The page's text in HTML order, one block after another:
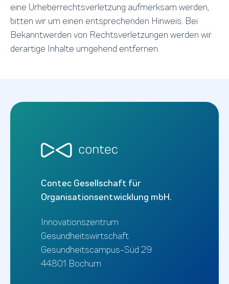
eine Urheberrechtsverletzung aufmerksam werden,
bitten wir um einen entsprechenden Hinweis. Bei
Bekanntwerden von Rechtsverletzungen werden wir
derartige Inhalte umgehend entfernen.
Contec Gesellschaft für
Organisationsentwicklung mbH.
Innovationszentrum
Gesundheitswirtschaft
Gesundheitscampus-Süd 29
44801 Bochum